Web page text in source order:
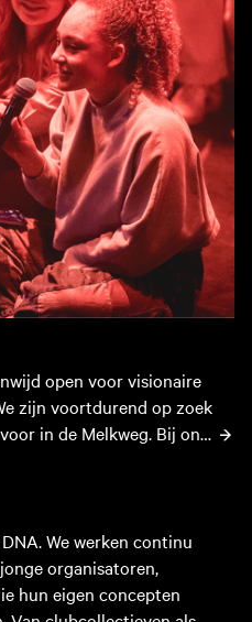
open voor visionaire
zijn voortdurend op zoek
in de Melkweg. Bij ons
We werken continu
organisatoren,
hun eigen concepten